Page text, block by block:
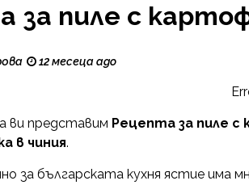
за пиле с
12 месеца ago
ви представим Рецепта за пиле
в чиния.
за българската кухня ястие има